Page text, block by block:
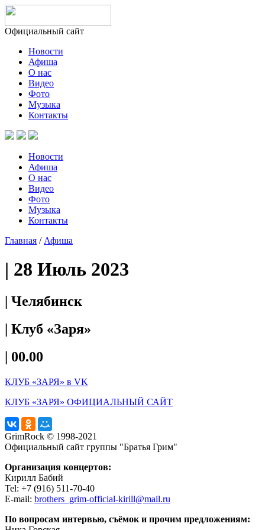
Официальный сайт
Новости
Афиша
О нас
Видео
Фото
Музыка
Контакты
Новости
Афиша
О нас
Видео
Фото
Музыка
Контакты
Главная / Афиша
| 28 Июль 2023
| Челябинск
| Клуб «Заря»
| 00.00
КЛУБ «ЗАРЯ» в VK
КЛУБ «ЗАРЯ» ОФИЦИАЛЬНЫЙ САЙТ
GrimRock © 1998-2021
Официальный сайт группы "Братья Грим"
Организация концертов:
Кирилл Бабий
Tel: +7 (916) 511-70-40
E-mail: brothers_grim-official-kirill@mail.ru
По вопросам интервью, съёмок и прочим предложениям: